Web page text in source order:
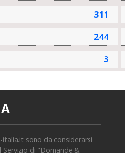
311
244
3
sono da considerarsi
di "Domande &